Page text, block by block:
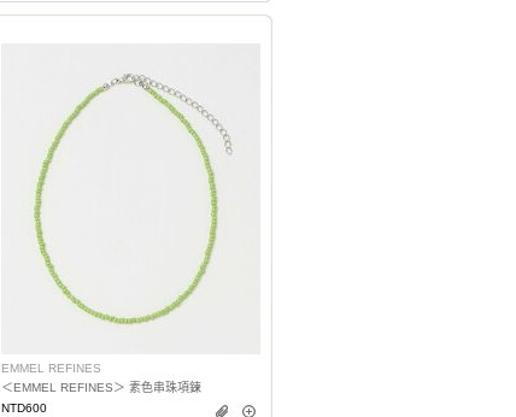
EMMEL REFINES
＜EMMEL REFINES＞ 素色串珠項鍊
NTD600